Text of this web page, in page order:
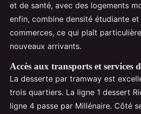
et de santé, avec des logements
enfin, combine densité étudiante
commerces, ce qui plaît
nouveaux arrivants.
Accès aux transports et services
La desserte par tramway est
trois quartiers. La ligne 1 dessert
ligne 4 passe par Millénaire. Côté